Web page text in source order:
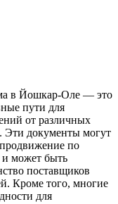
в Йошкар-Оле — это
пути для
от различных
Эти документы могут
по
и может быть
поставщиков
Кроме того, многие
для